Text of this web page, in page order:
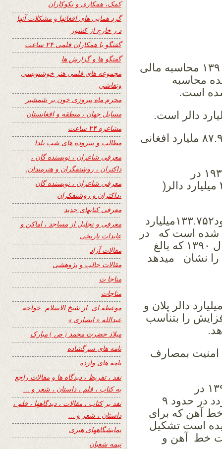
عواید ومصارف مالی کشور: پس از سال ۱۳۹۰ محاسبه مالی
محاسبه
۲. عواید سالانه دولت افغانستان بالغ بر۸۷.۹ ملیارد افغانی
۳. مجموع بودجه ملی برای سال مالی ۱۹۳۱ در
حدود۲۴۴.۷۴۴ میلیارد افغانی )معادل۴.۸۹۵ میلیارد دالر(
۴. بودجه عادی سال مالی ۱۳۹۱ در حدود۱۳۳.۷۵۲میلیارد
پیشبینی شده است که در
حدود۱۱ فیصد نظر به بودجه عادی آغاز سال ۱۳۹۰ که بالغ
را نشان میدهد
افغانی معادل۲.۲۱۹ میلیارد دالر پلان و
که حدود ۴۱ فیصد افزایش را بتناسب
امنیت بمصارف
۷. عواید غیر مالیاتی فوق که در سال ۱۳۹۱ در
حدود.۱۵.۸۱۰ میلیارد افغانی پیشبینی میگردد در حدود ۹
خط آهن که برای
است تشکیل
خط آهن و
کمک، همکاری و نکوکاران
گرد همایی های افغانها و مشکلات آنها
د ر خارج از کشور
گفتگو با همکاران قلمی ۲۴ ساعت
گفتگو ها و گزارش ها
مجموعه های قلمی هنر خوشنویسی
ونقاشی
محرم ماه پیروزی خون بر شمشیر
مسایل جهان ، منطقه و افغانستان
مشاعره ۲۴ ساعت
مطالب و سروده های شب یلدا
معرفی شاعران ، نویسنده گان ،
داکتران ، روشنفگران و هنرمندان.
معرفی شاعران ، نویسنده گان
،داکتران و روشنفکران
معرفی کتابهای جدید
معرفی و تجلیل از مساجد ، اماکن و
عابدات تاریخی
مقالات آزاد
مقالات جالب و پژوهشی
مناجا ت
مناجات
موعظه ای از شیخ الاسلام خواجه
عبدالله « انصاری »
میلاد حضرت محمد ( ص ) مبارک
نامه های سرگشاده
نامه های وارده
نفد ، تقریظ ، دیدگاه ها و مقالات راجع
به کتاب ، فلم ، داستان ، شعر و …
نفد بر کتاب ، مقالات ، دیدگاهها ، فلم ،
داستان ، شعر و …
نمایشگاههای هنری
نیمه شعبان